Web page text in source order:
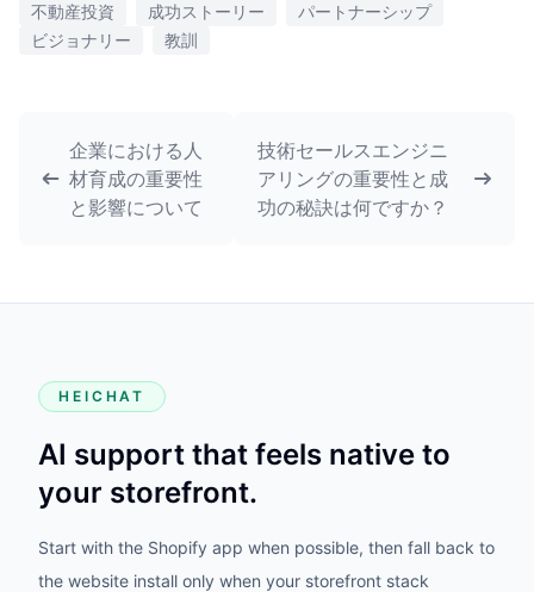
不動産投資 成功ストーリー
パートナーシップ
ビジョナリー
教訓
企業における人
材育成の重要性
と影響について
技術セールスエンジニ
アリングの重要性と成
功の秘訣は何ですか？
HEICHAT
AI support that feels native to
your storefront.
Start with the Shopify app when possible, then fall back to
the website install only when your storefront stack